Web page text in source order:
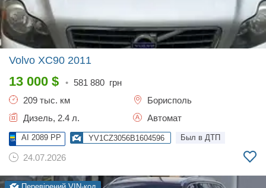
Volvo XC90 2011
13 000 $ • 581 880 грн
209 тыс. км
Борисполь
Дизель, 2.4 л.
Автомат
AI 2089 PP YV1CZ3056B1604596 Был в ДТП
24.07.2026